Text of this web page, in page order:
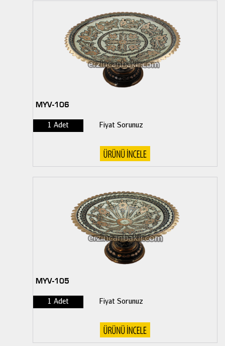
MYV-106
1 Adet Fiyat Sorunuz
MYV-105
1 Adet Fiyat Sorunuz